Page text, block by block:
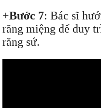
+Bước 7: Bác sĩ
răng miệng để duy
răng sứ.